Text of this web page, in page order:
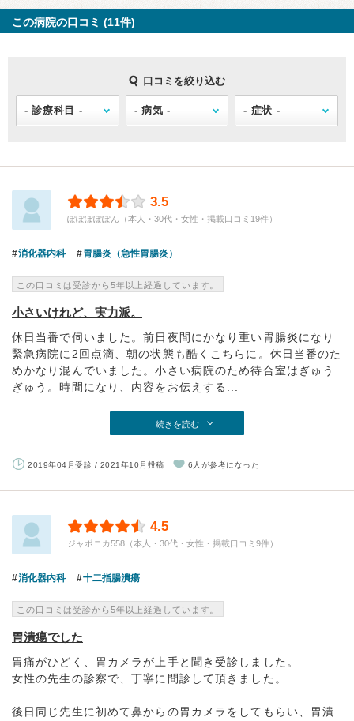
この病院の口コミ (11件)
口コミを絞り込む
3.5
ぽぽぽぽぽん（本人・30代・女性・掲載口コミ19件）
消化器内科 胃腸炎（急性胃腸炎）
この口コミは受診から5年以上経過しています。
小さいけれど、実力派。
休日当番で伺いました。前日夜間にかなり重い胃腸炎になり
緊急病院に2回点滴、朝の状態も酷くこちらに。休日当番のた
めかなり混んでいました。小さい病院のため待合室はぎゅう
ぎゅう。時間になり、内容をお伝えする...
続きを読む
2019年04月受診 / 2021年10月投稿 6人が参考になった
4.5
ジャポニカ558（本人・30代・女性・掲載口コミ9件）
消化器内科 十二指腸潰瘍
この口コミは受診から5年以上経過しています。
胃潰瘍でした
胃痛がひどく、胃カメラが上手と聞き受診しました。
女性の先生の診察で、丁寧に問診して頂きました。
後日同じ先生に初めて鼻からの胃カメラをしてもらい、胃潰